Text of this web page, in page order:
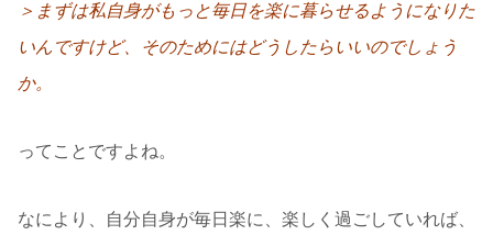
＞まずは私自身がもっと毎日を楽に暮らせるようになりた
いんですけど、そのためにはどうしたらいいのでしょう
か。
ってことですよね。
なにより、自分自身が毎日楽に、楽しく過ごしていれば、